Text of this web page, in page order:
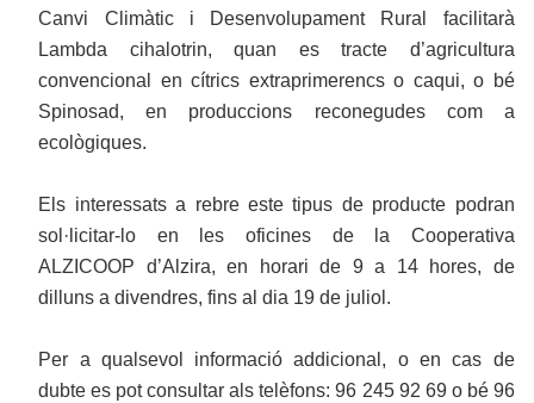
Canvi Climàtic i Desenvolupament Rural facilitarà
Lambda cihalotrin, quan es tracte d’agricultura
convencional en cítrics extraprimerencs o caqui, o bé
Spinosad, en produccions reconegudes com a
ecològiques.
Els interessats a rebre este tipus de producte podran
sol·licitar-lo en les oficines de la Cooperativa
ALZICOOP d’Alzira, en horari de 9 a 14 hores, de
dilluns a divendres, fins al dia 19 de juliol.
Per a qualsevol informació addicional, o en cas de
dubte es pot consultar als telèfons: 96 245 92 69 o bé 96